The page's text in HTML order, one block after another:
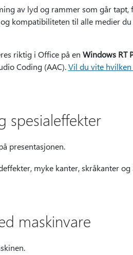
av lyd og rammer som går tapt,
kompatibiliteten til alle medier
riktig i Office på en Windows RT
Coding (AAC).Vil du vite
spesialeffekter
presentasjonen.
myke kanter, skråkanter og
maskinvare